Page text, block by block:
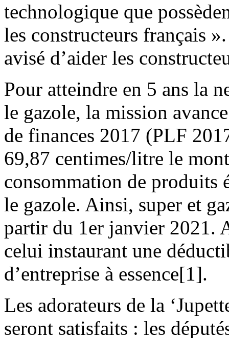
technologique que
les constructeurs français
avisé d’aider les
Pour atteindre en 5 ans la
le gazole, la mission
de finances 2017 (PLF
69,87 centimes/litre le
consommation de produits
le gazole. Ainsi, super et
partir du 1er janvier 2021.
celui instaurant une
d’entreprise à essence[1].
Les adorateurs de la
seront satisfaits : les